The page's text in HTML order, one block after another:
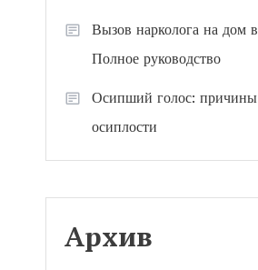
Вызов нарколога на дом
Полное руководство
Осипший голос: причины
осиплости
Архив